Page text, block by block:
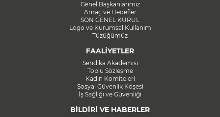
Genel Başkanlarımız
Amaç ve Hedefler
SON GENEL KURUL
Logo ve Kurumsal Kullanım
Tüzüğümüz
FAALİYETLER
Sendika Akademisi
Toplu Sözleşme
Kadın Komiteleri
Sosyal Güvenlik Köşesi
İş Sağlığı ve Güvenliği
BİLDİRİ VE HABERLER